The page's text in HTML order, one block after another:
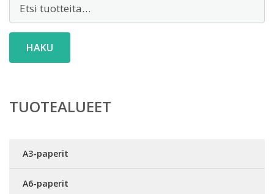
HAKU
TUOTEALUEET
A3-paperit
A6-paperit